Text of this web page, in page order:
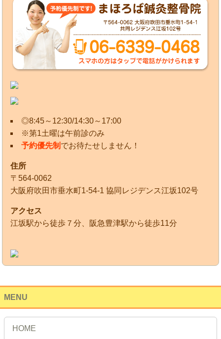
◎8:45～12:30/14:30～17:00
※第1土曜は午前診のみ
予約優先制 でお待たせしません！
住所
〒564-0062
大阪府吹田市垂水町1-54-1 協同レジデンス江坂102号
アクセス
江坂駅から徒歩７分、阪急豊津駅から徒歩11分
MENU
HOME